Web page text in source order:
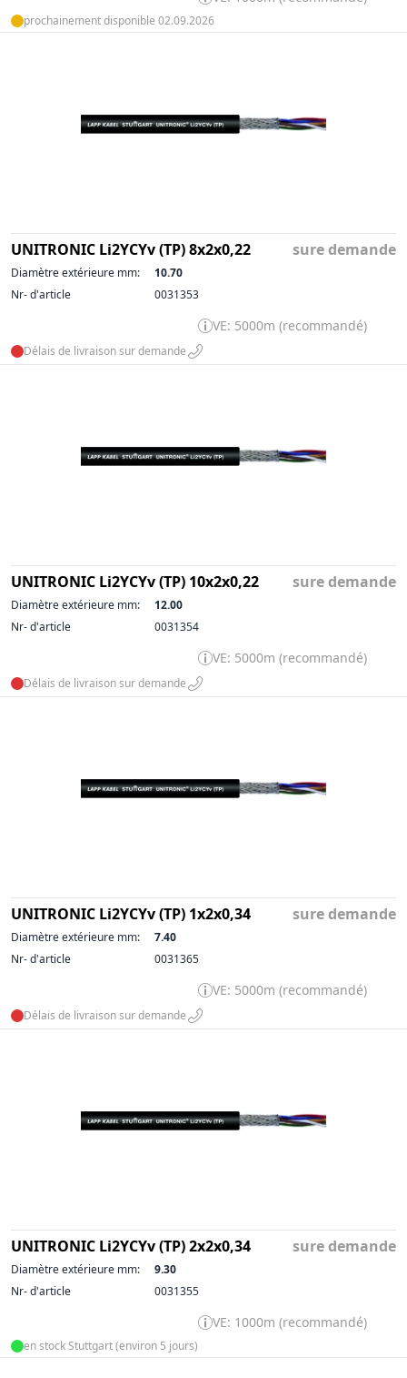
prochainement disponible 02.09.2026
UNITRONIC Li2YCYv (TP) 8x2x0,22 sure demande
Diamètre extérieure mm:
10.70
Nr- d'article
0031353
VE: 5000m (recommandé)
Délais de livraison sur demande
UNITRONIC Li2YCYv (TP) 10x2x0,22 sure demande
Diamètre extérieure mm:
12.00
Nr- d'article
0031354
VE: 5000m (recommandé)
Délais de livraison sur demande
UNITRONIC Li2YCYv (TP) 1x2x0,34 sure demande
Diamètre extérieure mm:
7.40
Nr- d'article
0031365
VE: 5000m (recommandé)
Délais de livraison sur demande
UNITRONIC Li2YCYv (TP) 2x2x0,34 sure demande
Diamètre extérieure mm:
9.30
Nr- d'article
0031355
VE: 1000m (recommandé)
en stock Stuttgart (environ 5 jours)